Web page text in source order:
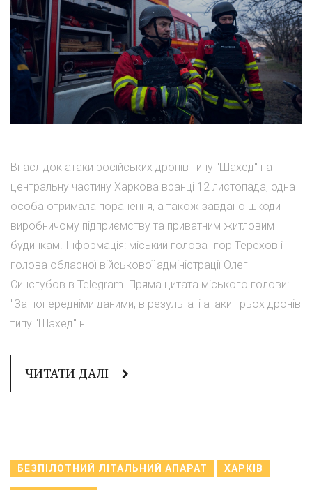
Внаслідок атаки російських дронів типу "Шахед" на
центральну частину Харкова вранці 12 листопада, одна
особа отримала поранення, а також завдано шкоди
виробничому підприємству та приватним житловим
будинкам. Інформація: міський голова Ігор Терехов і
голова обласної військової адміністрації Олег
Синєгубов в Telegram. Пряма цитата міського голови:
"За попередніми даними, в результаті атаки трьох дронів
типу "Шахед" н...
ЧИТАТИ ДАЛІ
БЕЗПІЛОТНИЙ ЛІТАЛЬНИЙ АПАРАТ ХАРКІВ